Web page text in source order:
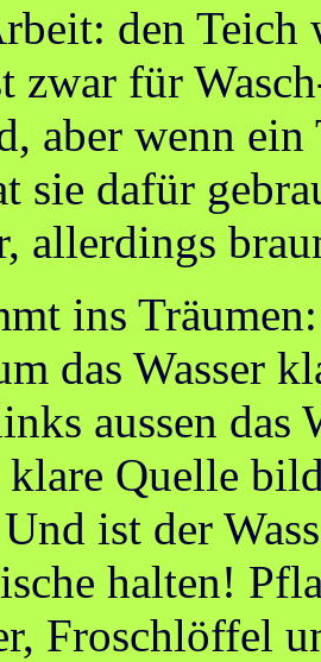
den
zwar für
aber wenn
sie dafür
allerdings
ins Träumen:
das Wasser
aussen das
Quelle
ist der
halten!
Froschlöffel